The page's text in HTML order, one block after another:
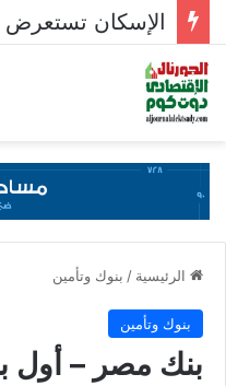
الرئيسية / بنوك وتأمين
بنوك وتأمين
بنك مصر –